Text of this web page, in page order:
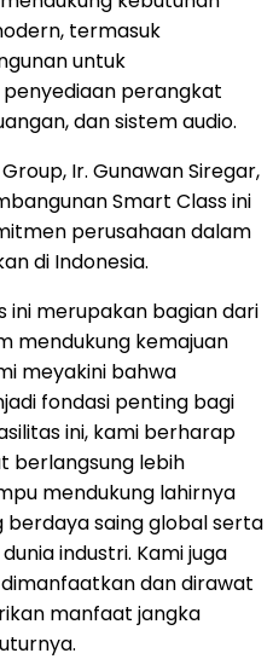
termasuk
untuk
perangkat
dan sistem audio.
Ir. Gunawan Siregar,
Smart Class ini
perusahaan dalam
di Indonesia.
ini merupakan bagian dari
mendukung kemajuan
meyakini bahwa
fondasi penting bagi
ini, kami berharap
berlangsung lebih
mendukung lahirnya
berdaya saing global serta
industri. Kami juga
dan dirawat
manfaat jangka